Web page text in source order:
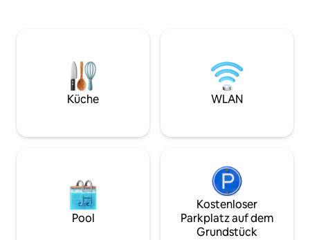
Wohnbereich, einen Schlafbereich mit
Doppelbett, eine ausgestattete Küche,
Klimaanlage, WLAN und einen
Warmwasserbereiter. Die Unterkunft ist
rund um die Uhr
Bewachung,
Parkplatz. Saubere, ruhige und
bezugsfertige
Küche WLAN
Pool
Kostenloser
Parkplatz auf dem
Grundstück